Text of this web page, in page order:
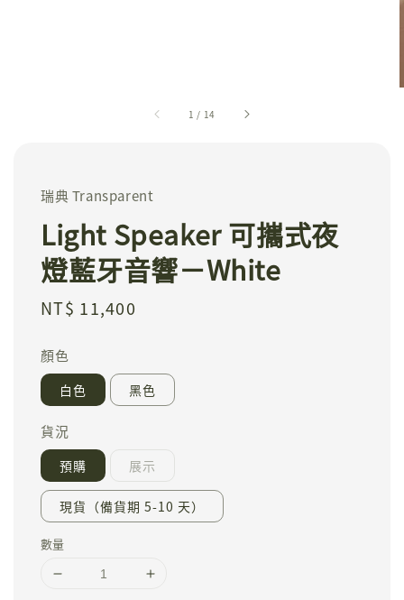
1 / 14
瑞典 Transparent
Light Speaker 可攜式夜
燈藍牙音響－White
Regular
NT$ 11,400
顏色
白色 黑色
貨況
預購 展示
現貨（備貨期 5-10 天）
數量